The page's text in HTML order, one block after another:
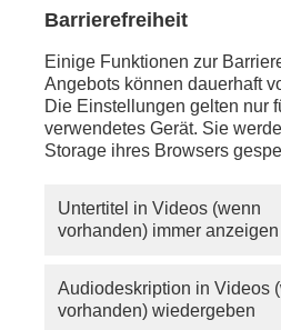
Barrierefreiheit
Einige Funktionen zur
Angebots können dauerhaft
Die Einstellungen gelten nur
verwendetes Gerät. Sie
Storage ihres Browsers
Untertitel in Videos (wenn
vorhanden) immer anzeigen
Audiodeskription in Videos
vorhanden) wiedergeben